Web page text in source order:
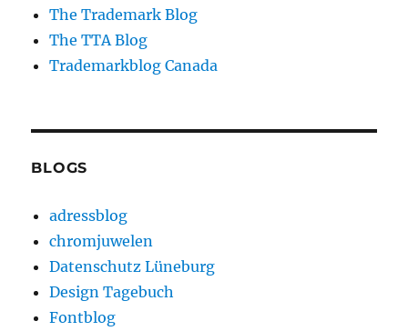
The Trademark Blog
The TTA Blog
Trademarkblog Canada
BLOGS
adressblog
chromjuwelen
Datenschutz Lüneburg
Design Tagebuch
Fontblog